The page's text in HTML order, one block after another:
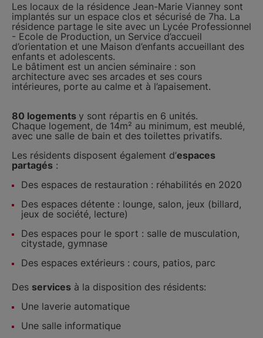
Les locaux de la résidence Jean-Marie Vianney sont
implantés sur un espace clos et sécurisé de 7ha. La
résidence partage le site avec un Lycée Professionnel
- Ecole de Production, un Service d’accueil
d’orientation et une Maison d’enfants accueillant des
enfants et adolescents.
Le bâtiment est un ancien séminaire : son
architecture avec ses arcades et ses cours
intérieures, porte au calme et à l’apaisement.
80 logements y sont répartis en 6 unités.
Chaque logement, de 14m² au minimum, est meublé,
avec une salle de bain et des toilettes privatifs.
Les résidents disposent également d’espaces
partagés :
Des espaces de restauration : réhabilités en 2020
Des espaces détente : lounge, salon, jeux (billard,
jeux de société, lecture)
Des espaces pour le sport : salle de musculation,
citystade, gymnase
Des espaces extérieurs : cours, patios, parc
Des services à la disposition des résidents:
Une laverie automatique
Une salle informatique